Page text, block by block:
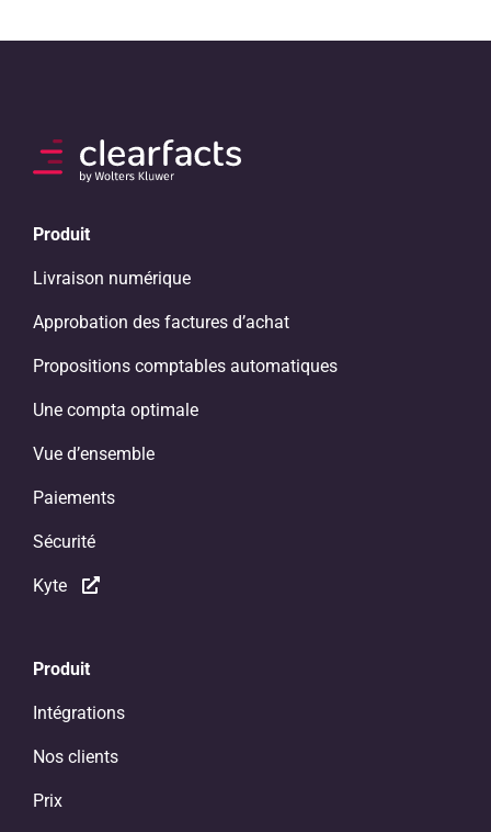
Produit
Livraison numérique
Approbation des factures d’achat
Propositions comptables automatiques
Une compta optimale
Vue d’ensemble
Paiements
Sécurité
Kyte
Produit
Intégrations
Nos clients
Prix